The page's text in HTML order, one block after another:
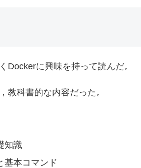
Dockerに興味を持って読んだ。
教科書的な内容だった。
知識
基本コマンド